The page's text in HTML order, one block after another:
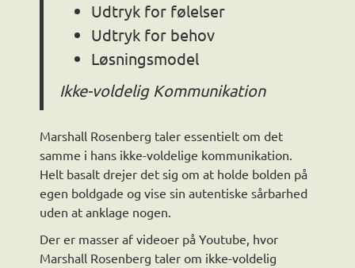
Udtryk for følelser
Udtryk for behov
Løsningsmodel
Ikke-voldelig Kommunikation
Marshall Rosenberg taler essentielt om det
samme i hans ikke-voldelige kommunikation.
Helt basalt drejer det sig om at holde bolden på
egen boldgade og vise sin autentiske sårbarhed
uden at anklage nogen.
Der er masser af videoer på Youtube, hvor
Marshall Rosenberg taler om ikke-voldelig